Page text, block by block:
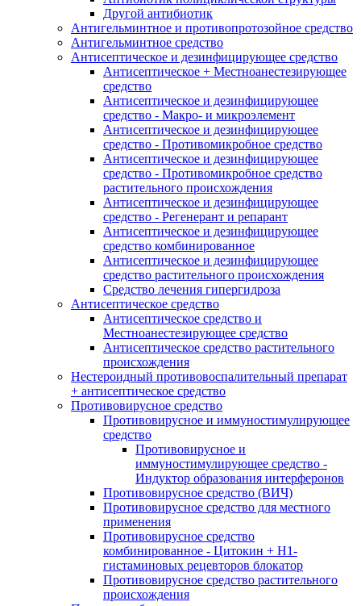
Другой антибиотик
Антигельминтное и противопротозойное средство
Антигельминтное средство
Антисептическое и дезинфицирующее средство
Антисептическое + Местноанестезирующее
средство
Антисептическое и дезинфицирующее
средство - Макро- и микроэлемент
Антисептическое и дезинфицирующее
средство - Противомикробное средство
Антисептическое и дезинфицирующее
средство - Противомикробное средство
растительного происхождения
Антисептическое и дезинфицирующее
средство - Регенерант и репарант
Антисептическое и дезинфицирующее
средство комбинированное
Антисептическое и дезинфицирующее
средство растительного происхождения
Средство лечения гипергидроза
Антисептическое средство
Антисептическое средство и
Местноанестезирующее средство
Антисептическое средство растительного
происхождения
Нестероидный противовоспалительный препарат
+ антисептическое средство
Противовирусное средство
Противовирусное и иммуностимулирующее
средство
Противовирусное и
иммуностимулирующее средство -
Индуктор образования интерферонов
Противовирусное средство (ВИЧ)
Противовирусное средство для местного
применения
Противовирусное средство
комбинированное - Цитокин + Н1-
гистаминовых рецевторов блокатор
Противовирусное средство растительного
происхождения